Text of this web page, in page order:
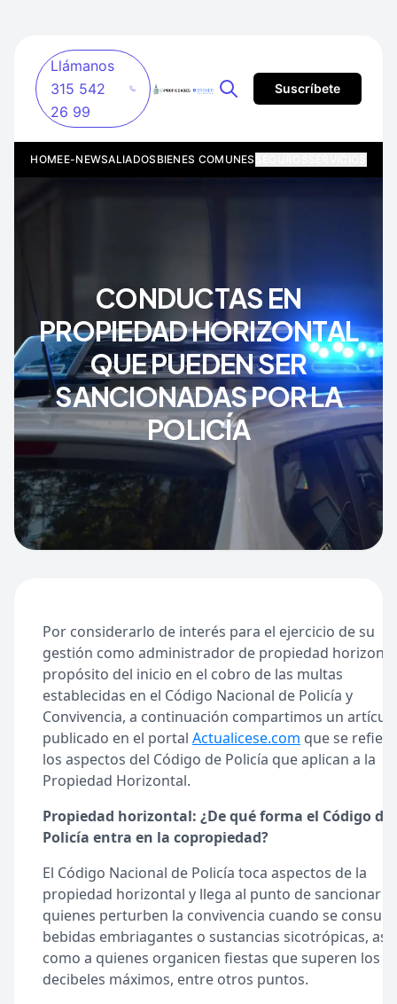
Llámanos
315 542
26 99
Suscríbete
HOMEE-NEWSALIADOS BIENES COMUNES
CONDUCTAS EN
PROPIEDAD HORIZONTAL
QUE PUEDEN SER
SANCIONADAS POR LA
POLICÍA
Por considerarlo de interés para el ejercicio de su
gestión como administrador de propiedad
propósito del inicio en el cobro de las multas
establecidas en el Código Nacional de Policía y
Convivencia, a continuación compartimos un
publicado en el portal Actualicese.com que se
los aspectos del Código de Policía que aplican a la
Propiedad Horizontal.
Propiedad horizontal: ¿De qué forma el Código de
Policía entra en la copropiedad?
El Código Nacional de Policía toca aspectos de la
propiedad horizontal y llega al punto de sancionar a
quienes perturben la convivencia cuando se
bebidas embriagantes o sustancias sicotrópicas, así
como a quienes organicen fiestas que superen los
decibeles máximos, entre otros puntos.